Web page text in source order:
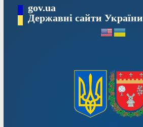
Перейтиgov.ua
Державні сайти України